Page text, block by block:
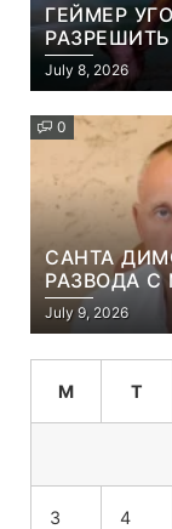
ГЕЙМЕР
РАЗРЕШИТЬ
ЧТО ЭТО
УБИЙСТВО
July 8, 2026
0
САНТА
РАЗВОДА
July 9, 2026
M T
3 4